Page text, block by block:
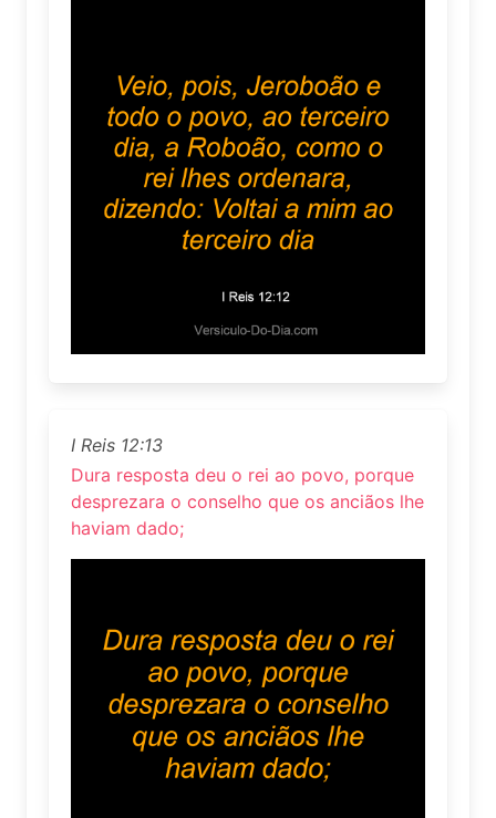
I Reis 12:13
Dura resposta deu o rei ao povo, porque
desprezara o conselho que os anciãos lhe
haviam dado;